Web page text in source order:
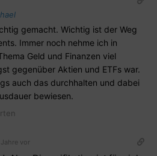
gemacht. Wichtig ist der Weg
Immer noch nehme ich in
Geld und Finanzen viel
gegenüber Aktien und ETFs war.
auch das durchhalten und dabei
bewiesen.
vor